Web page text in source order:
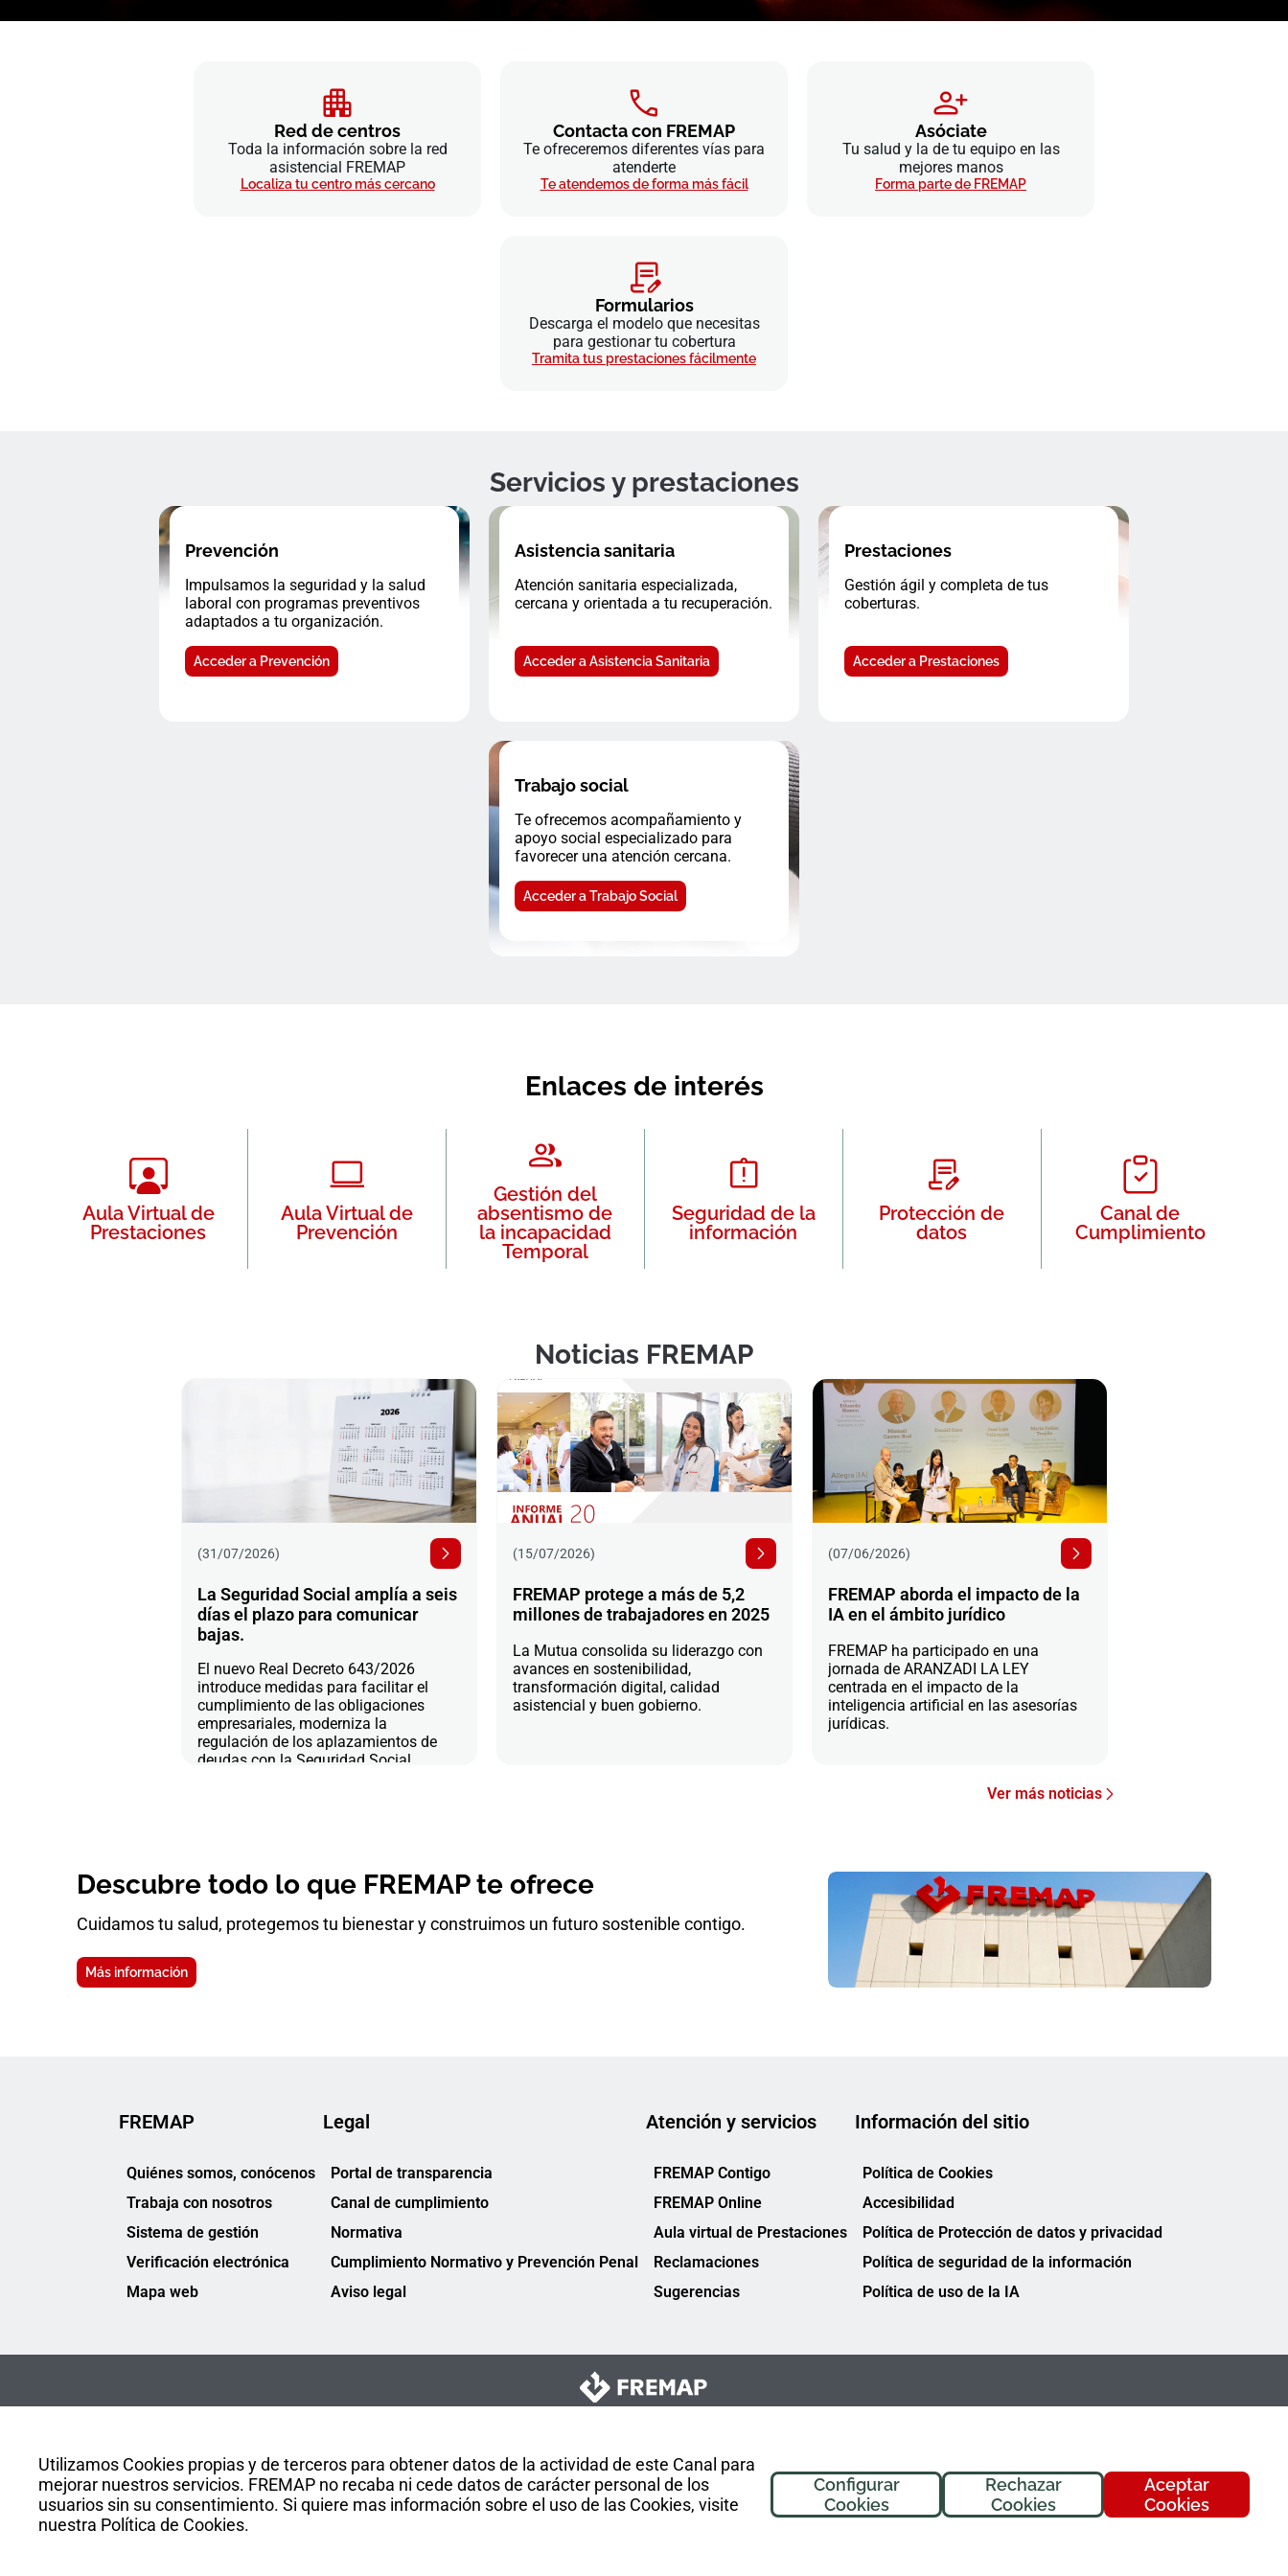
Utilizamos Cookies propias y de terceros para obtener datos de la actividad de este Canal para
mejorar nuestros servicios. FREMAP no recaba ni cede datos de carácter personal de los
usuarios sin su consentimiento. Si quiere mas información sobre el uso de las Cookies, visite
nuestra Política de Cookies.
Aceptar
Cookies
Rechazar
Cookies
Configurar
Cookies
Red de centros
Toda la información sobre la red
asistencial FREMAP
Localiza tu centro más cercano
Contacta con FREMAP
Te ofreceremos diferentes vías para
atenderte
Te atendemos de forma más fácil
Asóciate
Tu salud y la de tu equipo en las
mejores manos
Forma parte de FREMAP
Formularios
Descarga el modelo que necesitas
para gestionar tu cobertura
Tramita tus prestaciones fácilmente
Servicios y prestaciones
Prevención
Impulsamos la seguridad y la salud
laboral con programas preventivos
adaptados a tu organización.
Acceder a Prevención
Asistencia sanitaria
Atención sanitaria especializada,
cercana y orientada a tu recuperación.
Acceder a Asistencia Sanitaria
Prestaciones
Gestión ágil y completa de tus
coberturas.
Acceder a Prestaciones
Trabajo social
Te ofrecemos acompañamiento y
apoyo social especializado para
favorecer una atención cercana.
Acceder a Trabajo Social
Enlaces de interés
Aula Virtual de
Prestaciones
Aula Virtual de
Prevención
Gestión del
absentismo de
la incapacidad
Temporal
Seguridad de la
información
Protección de
datos
Canal de
Cumplimiento
Noticias FREMAP
(31/07/2026)
La Seguridad Social amplía a seis
días el plazo para comunicar
bajas.
El nuevo Real Decreto 643/2026
introduce medidas para facilitar el
cumplimiento de las obligaciones
empresariales, moderniza la
regulación de los aplazamientos de
deudas con la Seguridad Social
(15/07/2026)
FREMAP protege a más de 5,2
millones de trabajadores en 2025
La Mutua consolida su liderazgo con
avances en sostenibilidad,
transformación digital, calidad
asistencial y buen gobierno.
(07/06/2026)
FREMAP aborda el impacto de la
IA en el ámbito jurídico
FREMAP ha participado en una
jornada de ARANZADI LA LEY
centrada en el impacto de la
inteligencia artificial en las asesorías
jurídicas.
Ver más noticias
Descubre todo lo que FREMAP te ofrece
Cuidamos tu salud, protegemos tu bienestar y construimos un futuro sostenible contigo.
Más información
¡Hola! Soy
, tu asistente de
FREMAP. ¿En qué puedo ayudarte
hoy?
FREMAP
Quiénes somos, conócenos
Trabaja con nosotros
Sistema de gestión
Verificación electrónica
Mapa web
Legal
Portal de transparencia
Canal de cumplimiento
Normativa
Cumplimiento Normativo y Prevención Penal
Aviso legal
Atención y servicios
FREMAP Contigo
FREMAP Online
Aula virtual de Prestaciones
Reclamaciones
Sugerencias
Información del sitio
Política de Cookies
Accesibilidad
Política de Protección de datos y privacidad
Política de seguridad de la información
Política de uso de la IA